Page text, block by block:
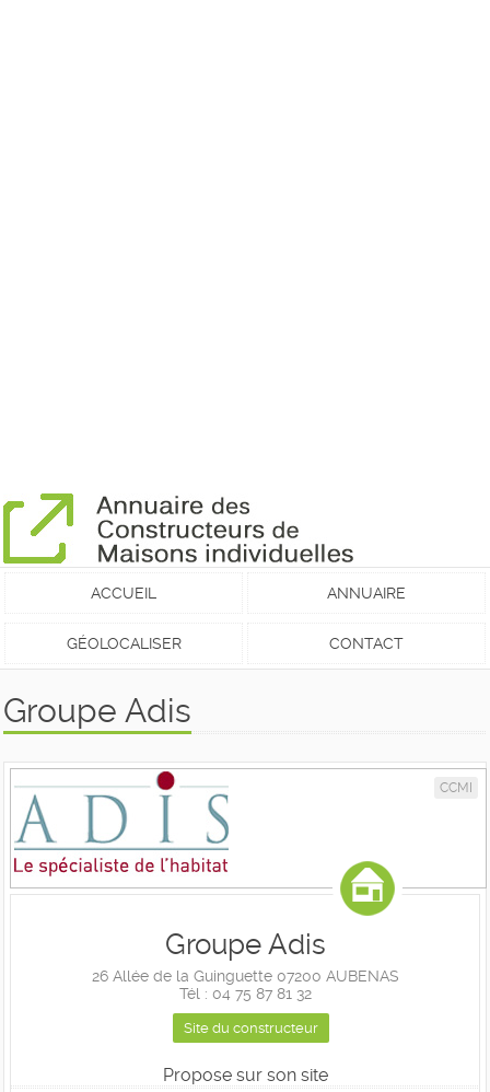
ACCUEIL ANNUAIRE
GÉOLOCALISER CONTACT
Groupe Adis
CCMI
Groupe Adis
26 Allée de la Guinguette 07200 AUBENAS
Tél : 04 75 87 81 32
Site du constructeur
Propose sur son site